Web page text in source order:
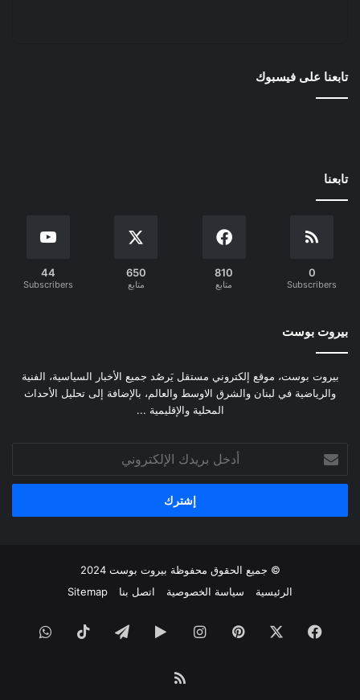
تابعنا على فيسبوك
تابعنا
0
Subscribers
810
متابع
650
متابع
44
Subscribers
بيروت بوست
بيروت بوست، موقع إلكتروني مستقل يَرصُد جميع الأخبار السياسية، الفنية
والرياضية في لبنان والشرق الاوسط والعالم، بالإضافة إلى تحليل الأحداث
المحلية والإقليمية ...
بريدك
الإلكتروني
© جميع الحقوق محفوظة بيروت بوست 2024
الرئيسية
سياسة الخصوصية اتصل بنا Sitemap
فيسبوك بينتيريستانستقرام‏Googleتيلقرام ‫TikTok
ملخص